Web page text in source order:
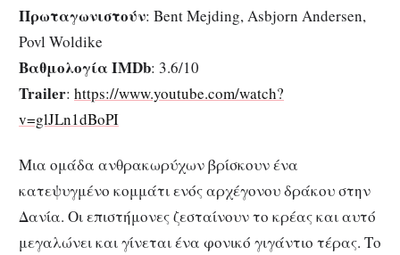
Πρωταγωνιστούν: Bent Mejding, Asbjorn Andersen,
Povl Woldike
Βαθμολογία IMDb: 3.6/10
Trailer: https://www.youtube.com/watch?
v=glJLn1dBoPI
Μια ομάδα ανθρακωρύχων βρίσκουν ένα
κατεψυγμένο κομμάτι ενός αρχέγονου δράκου στην
Δανία. Οι επιστήμονες ζεσταίνουν το κρέας και αυτό
μεγαλώνει και γίνεται ένα φονικό γιγάντιο τέρας. Το